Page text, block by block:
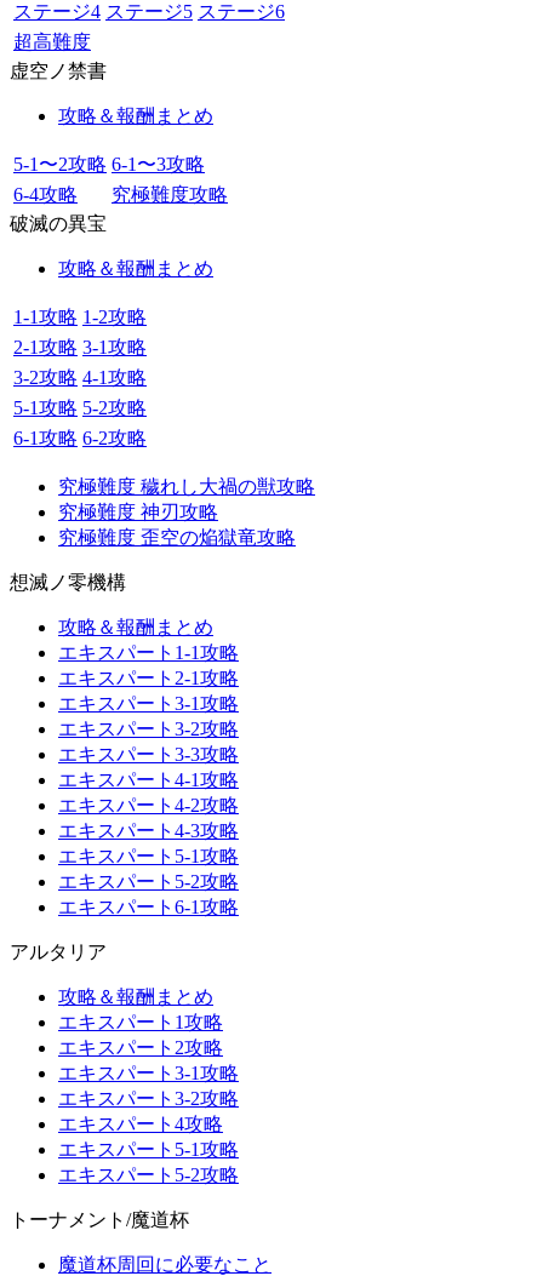
ステージ4 ステージ5 ステージ6
超高難度
虚空ノ禁書
攻略＆報酬まとめ
5-1〜2攻略 6-1〜3攻略
6-4攻略
究極難度攻略
破滅の異宝
攻略＆報酬まとめ
1-1攻略 1-2攻略
2-1攻略 3-1攻略
3-2攻略 4-1攻略
5-1攻略 5-2攻略
6-1攻略 6-2攻略
究極難度 穢れし大禍の獣攻略
究極難度 神刃攻略
究極難度 歪空の焔獄竜攻略
想滅ノ零機構
攻略＆報酬まとめ
エキスパート1-1攻略
エキスパート2-1攻略
エキスパート3-1攻略
エキスパート3-2攻略
エキスパート3-3攻略
エキスパート4-1攻略
エキスパート4-2攻略
エキスパート4-3攻略
エキスパート5-1攻略
エキスパート5-2攻略
エキスパート6-1攻略
アルタリア
攻略＆報酬まとめ
エキスパート1攻略
エキスパート2攻略
エキスパート3-1攻略
エキスパート3-2攻略
エキスパート4攻略
エキスパート5-1攻略
エキスパート5-2攻略
トーナメント/魔道杯
魔道杯周回に必要なこと